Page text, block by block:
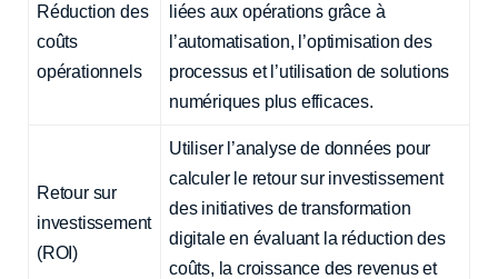
Réduction des
coûts
opérationnels
liées aux opérations grâce à
l’automatisation, l’optimisation des
processus et l’utilisation de solutions
numériques plus efficaces.
Retour sur
investissement
(ROI)
Utiliser l’analyse de données pour
calculer le retour sur investissement
des initiatives de transformation
digitale en évaluant la réduction des
coûts, la croissance des revenus et